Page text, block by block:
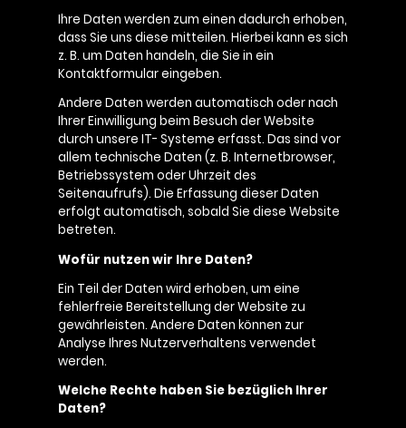
Ihre Daten werden zum einen dadurch erhoben,
dass Sie uns diese mitteilen. Hierbei kann es sich
z. B. um Daten handeln, die Sie in ein
Kontaktformular eingeben.
Andere Daten werden automatisch oder nach
Ihrer Einwilligung beim Besuch der Website
durch unsere IT- Systeme erfasst. Das sind vor
allem technische Daten (z. B. Internetbrowser,
Betriebssystem oder Uhrzeit des
Seitenaufrufs). Die Erfassung dieser Daten
erfolgt automatisch, sobald Sie diese Website
betreten.
Wofür nutzen wir Ihre Daten?
Ein Teil der Daten wird erhoben, um eine
fehlerfreie Bereitstellung der Website zu
gewährleisten. Andere Daten können zur
Analyse Ihres Nutzerverhaltens verwendet
werden.
Welche Rechte haben Sie bezüglich Ihrer
Daten?